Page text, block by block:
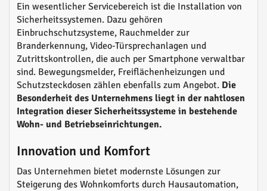
Ein wesentlicher Servicebereich ist die Installation von
Sicherheitssystemen. Dazu gehören
Einbruchschutzsysteme, Rauchmelder zur
Branderkennung, Video-Türsprechanlagen und
Zutrittskontrollen, die auch per Smartphone verwaltbar
sind. Bewegungsmelder, Freiflächenheizungen und
Schutzsteckdosen zählen ebenfalls zum Angebot. Die
Besonderheit des Unternehmens liegt in der nahtlosen
Integration dieser Sicherheitssysteme in bestehende
Wohn- und Betriebseinrichtungen.
Innovation und Komfort
Das Unternehmen bietet modernste Lösungen zur
Steigerung des Wohnkomforts durch Hausautomation,